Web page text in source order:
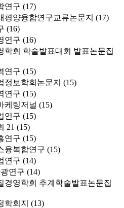
연구 (17)
평양융합연구교류논문지 (17)
(16)
연구 (16)
학회 학술발표대회 발표논문집
연구 (15)
정보학회논문지 (15)
연구 (15)
케팅저널 (15)
연구 (15)
21 (15)
연구 (15)
융복합연구 (15)
연구 (14)
연구 (14)
경영학회 추계학술발표논문집
학회지 (13)